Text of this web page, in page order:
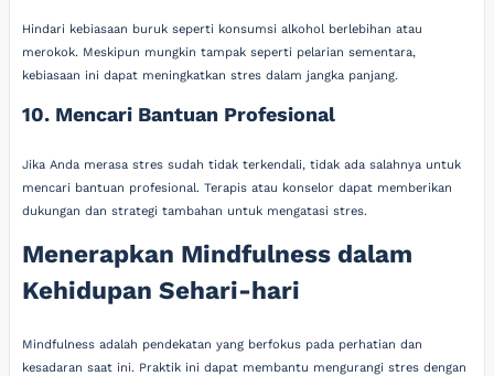
Hindari kebiasaan buruk seperti konsumsi alkohol berlebihan atau
merokok. Meskipun mungkin tampak seperti pelarian sementara,
kebiasaan ini dapat meningkatkan stres dalam jangka panjang.
10. Mencari Bantuan Profesional
Jika Anda merasa stres sudah tidak terkendali, tidak ada salahnya untuk
mencari bantuan profesional. Terapis atau konselor dapat memberikan
dukungan dan strategi tambahan untuk mengatasi stres.
Menerapkan Mindfulness dalam
Kehidupan Sehari-hari
Mindfulness adalah pendekatan yang berfokus pada perhatian dan
kesadaran saat ini. Praktik ini dapat membantu mengurangi stres dengan